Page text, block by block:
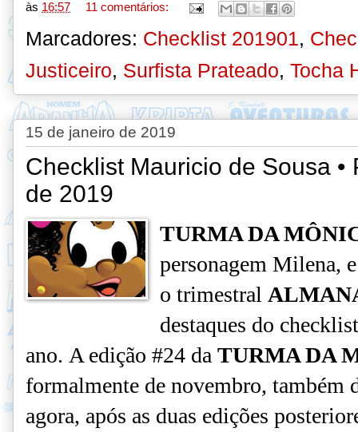
às 16:57 11 comentários:
Marcadores: Checklist 201901 ,
Justiceiro, Surfista Prateado, Tocha
15 de janeiro de 2019
Checklist Mauricio de Sousa •
de 2019
TURMA DA
personagem Milena, e
o trimestral
destaques do
ano. A edição #24 da TURMA DA
formalmente de novembro, também
agora, após as duas edições